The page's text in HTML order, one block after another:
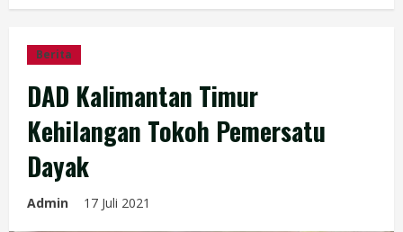
Berita
DAD Kalimantan Timur
Kehilangan Tokoh Pemersatu
Dayak
Admin 17 Juli 2021